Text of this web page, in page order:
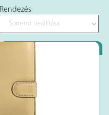
Rendezés:
Loyality Partner